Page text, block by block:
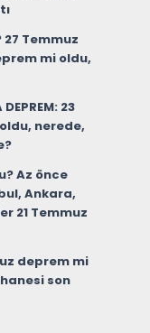
Temmuz
mi oldu,
23
nerede,
Az önce
Ankara,
21 Temmuz
deprem mi
son